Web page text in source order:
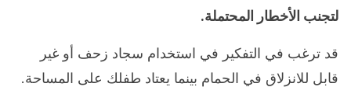
لتجنب الأخطار المحتملة.
قد ترغب في التفكير في استخدام سجاد زحف أو غير
قابل للانزلاق في الحمام بينما يعتاد طفلك على المساحة.